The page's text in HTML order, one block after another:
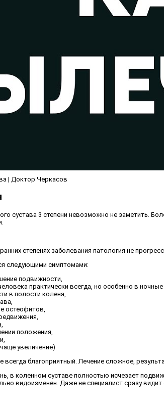
| Доктор Черкасов
сустава 3 степени невозможно не заметить.
степенях заболевания патология не
следующими симптомами:
подвижности,
практически всегда, но особенно в
в полости колена,
остеофитов,
положения,
увеличение).
всегда благоприятный. Лечение сложное,
в коленном суставе полностью исчезает
видоизменен. Даже не специалист сразу видит